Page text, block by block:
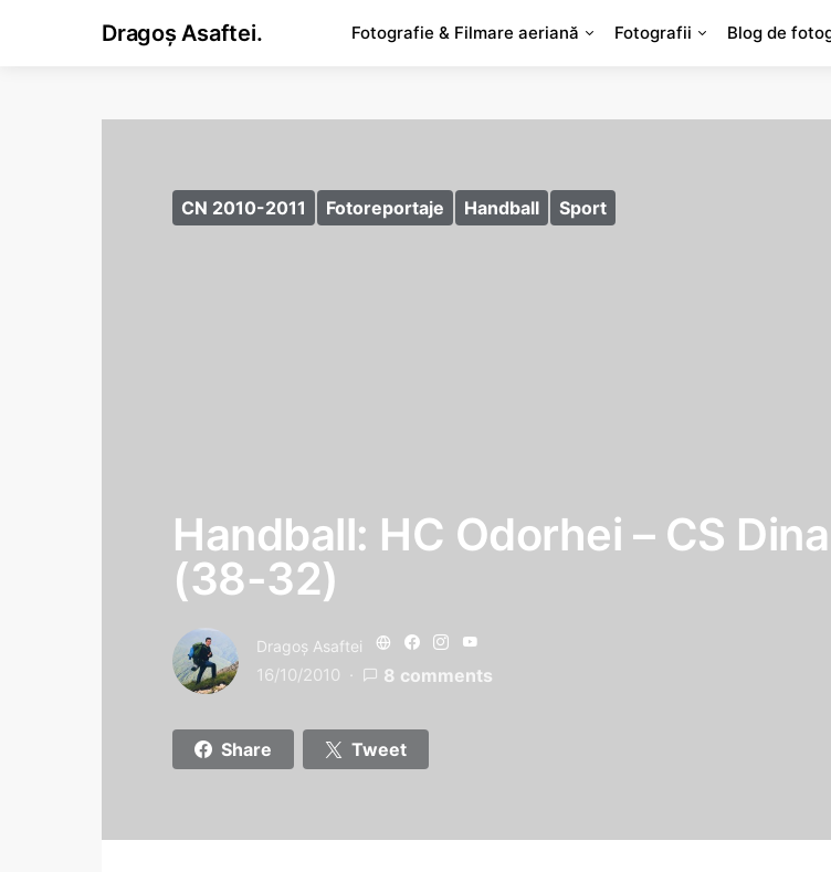
Dragoș Asaftei. Fotografie & Filmare aeriană Fotografii Blog de
CN 2010-2011 Fotoreportaje Handball Sport
Handball: HC Odorhei – CS
(38-32)
Dragoş Asaftei
16/10/2010 8 comments
Share Tweet